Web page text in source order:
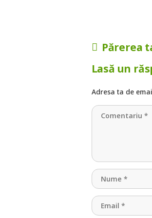
Părerea
Lasă un
Adresa ta de